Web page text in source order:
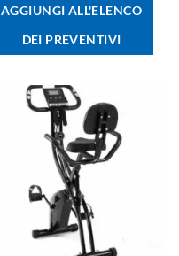
AGGIUNGI ALL'ELENCO
DEI PREVENTIVI